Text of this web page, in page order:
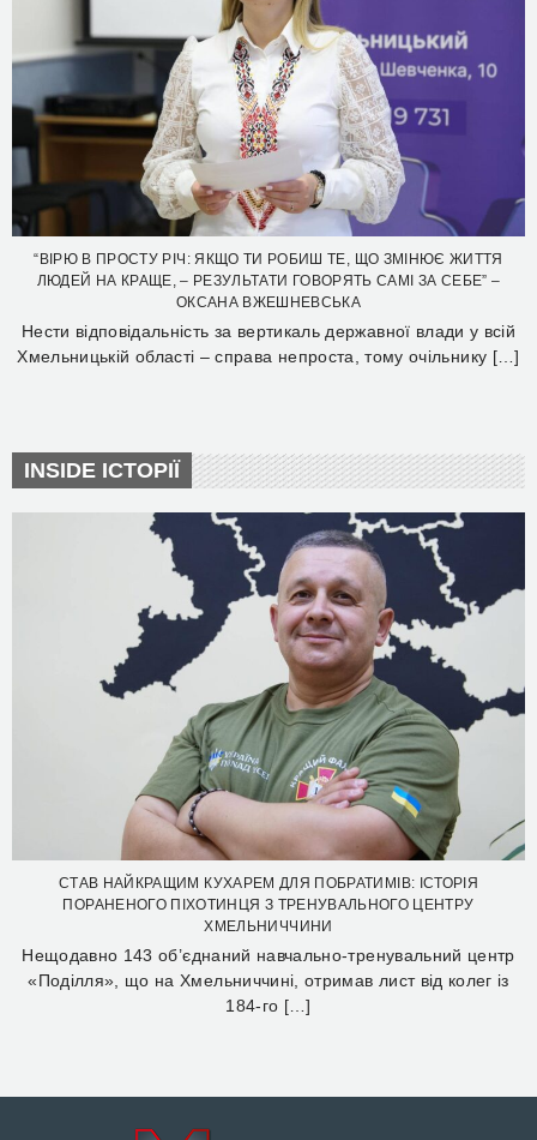
“ВІРЮ В ПРОСТУ РІЧ: ЯКЩО ТИ РОБИШ ТЕ, ЩО ЗМІНЮЄ ЖИТТЯ
ЛЮДЕЙ НА КРАЩЕ, – РЕЗУЛЬТАТИ ГОВОРЯТЬ САМІ ЗА СЕБЕ” –
ОКСАНА ВЖЕШНЕВСЬКА
Нести відповідальність за вертикаль державної влади у всій
Хмельницькій області – справа непроста, тому очільнику […]
INSIDE ІСТОРІЇ
СТАВ НАЙКРАЩИМ КУХАРЕМ ДЛЯ ПОБРАТИМІВ: ІСТОРІЯ
ПОРАНЕНОГО ПІХОТИНЦЯ З ТРЕНУВАЛЬНОГО ЦЕНТРУ
ХМЕЛЬНИЧЧИНИ
Нещодавно 143 об’єднаний навчально-тренувальний центр
«Поділля», що на Хмельниччині, отримав лист від колег із
184-го […]